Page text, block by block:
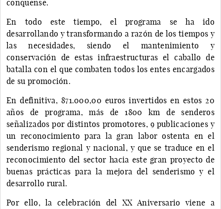
conquense.
En todo este tiempo, el programa se ha ido
desarrollando y transformando a razón de los tiempos y
las necesidades, siendo el mantenimiento y
conservación de estas infraestructuras el caballo de
batalla con el que combaten todos los entes encargados
de su promoción.
En definitiva, 871.000,00 euros invertidos en estos 20
años de programa, más de 1800 km de senderos
señalizados por distintos promotores, 9 publicaciones y
un reconocimiento para la gran labor ostenta en el
senderismo regional y nacional, y que se traduce en el
reconocimiento del sector hacia este gran proyecto de
buenas prácticas para la mejora del senderismo y el
desarrollo rural.
Por ello, la celebración del XX Aniversario viene a